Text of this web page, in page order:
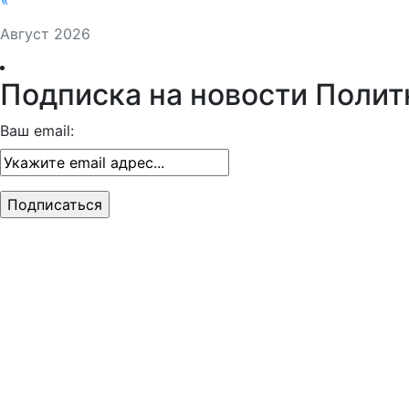
Август 2026
Подписка на новости
Ваш email: